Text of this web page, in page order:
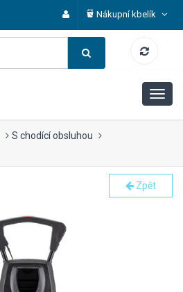
Nákupní kbelík
S chodící obsluhou
Zpět